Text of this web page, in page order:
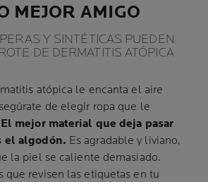
MEJOR AMIGO
Y SINTÉTICAS PUEDEN
DE DERMATITIS ATÓPICA
atópica le encanta el aire
de elegir ropa que le
El mejor material que deja pasar
el algodón. Es agradable y liviano,
la piel se caliente demasiado.
que revisen las etiquetas en tu